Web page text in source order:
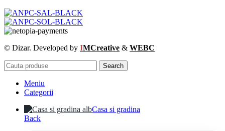
© Dizar. Developed by IMCreative & WEBC
Search
Meniu
Categorii
Casa si gradina
Back